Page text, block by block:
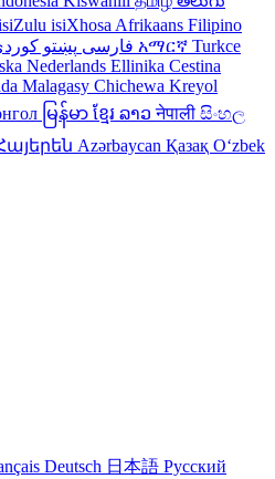
isiXhosa Afrikaans Filipino
فارسی پښتو አማርኛ Turkce
Nederlands Ellinika Cestina
Malagasy Chichewa Kreyol
မြန်မာ ខ្មែរ ລາວनेपाली සිංහල
Azərbaycan Қазақ Oʻzbek
Deutsch 日本語 Русский